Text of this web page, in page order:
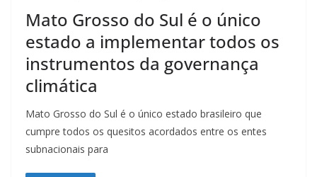
Mato Grosso do Sul é o único
estado a implementar todos os
instrumentos da governança
climática
Mato Grosso do Sul é o único estado brasileiro que
cumpre todos os quesitos acordados entre os entes
subnacionais para